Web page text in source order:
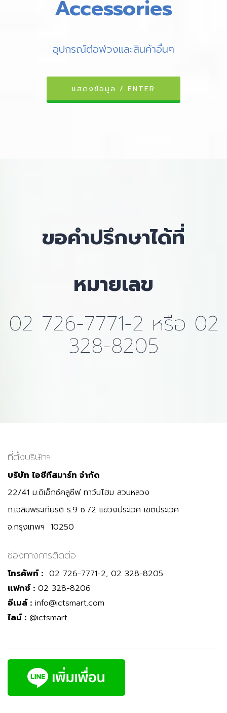
Accessories
อุปกรณ์ต่อพ่วงและสินค้าอื่นๆ
แสดงข้อมูล / ENTER
ขอคำปรึกษาได้ที่
หมายเลข
02 726-7771-2 หรือ 02
328-8205
ที่ตั้งบริษัทฯ
บริษัท ไอซีทีสมาร์ท จำกัด
22/41 ม.ดิเอ็กซ์คลูซีฟ ทาว์นโฮม สวนหลวง
ถ.เฉลิมพระเกียรติ ร.9 ซ.72 แขวงประเวศ เขตประเวศ
จ.กรุงเทพฯ 10250
ช่องทางการติดต่อ
โทรศัพท์ : 02 726-7771-2, 02 328-8205
แฟกซ์ : 02 328-8206
อีเมล์ : info@ictsmart.com
ไลน์ : @ictsmart